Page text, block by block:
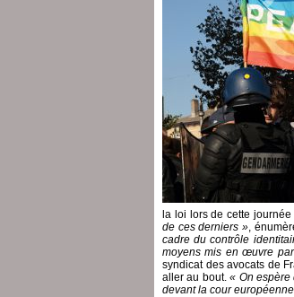
la loi lors de cette
de ces derniers »,
cadre du contrôle
moyens mis en œuvre
syndicat des avocats de
aller au bout.« On espère
devant la cour